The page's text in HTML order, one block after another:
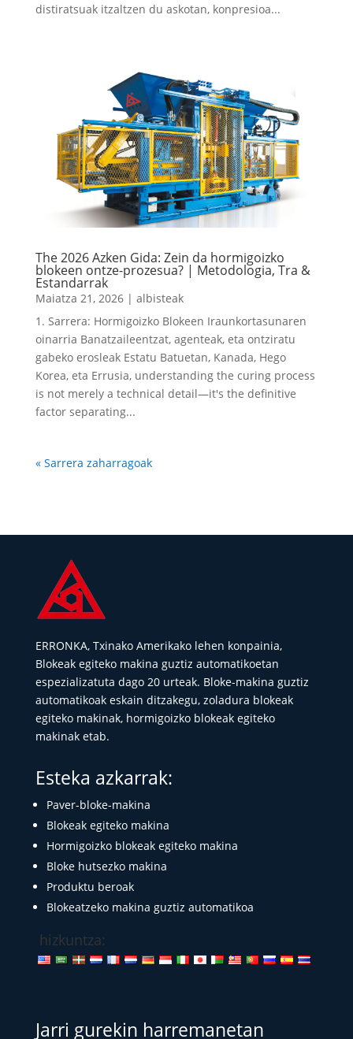
distiratsuak itzaltzen du askotan, konpresioa...
The 2026 Azken Gida: Zein da hormigoizko
blokeen ontze-prozesua? | Metodologia, Tra &
Estandarrak
Maiatza 21, 2026| albisteak
1. Sarrera: Hormigoizko Blokeen Iraunkortasunaren
oinarria Banatzaileentzat, agenteak, eta ontziratu
gabeko erosleak Estatu Batuetan, Kanada, Hego
Korea, eta Errusia, understanding the curing process
is not merely a technical detail—it's the definitive
factor separating...
« Sarrera zaharragoak
ERRONKA, Txinako Amerikako lehen konpainia,
Blokeak egiteko makina guztiz automatikoetan
espezializatuta dago 20 urteak. Bloke-makina guztiz
automatikoak eskain ditzakegu, zoladura blokeak
egiteko makinak, hormigoizko blokeak egiteko
makinak etab.
Esteka azkarrak:
Paver-bloke-makina
Blokeak egiteko makina
Hormigoizko blokeak egiteko makina
Bloke hutsezko makina
Produktu beroak
Blokeatzeko makina guztiz automatikoa
hizkuntza:
Jarri gurekin harremanetan